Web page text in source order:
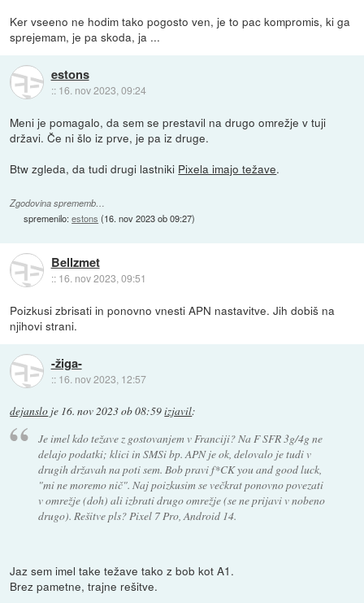
Ker vseeno ne hodim tako pogosto ven, je to pac kompromis, ki ga
sprejemam, je pa skoda, ja ...
estons
:: 16. nov 2023, 09:24
Meni je pomagalo, da sem se prestavil na drugo omrežje v tuji
državi. Če ni šlo iz prve, je pa iz druge.
Btw zgleda, da tudi drugi lastniki Pixela imajo težave.
Zgodovina sprememb…
spremenilo:estons (16. nov 2023 ob 09:27)
Bellzmet
:: 16. nov 2023, 09:51
Poizkusi zbrisati in ponovno vnesti APN nastavitve. Jih dobiš na
njihovi strani.
-žiga-
:: 16. nov 2023, 12:57
dejanslo je 16. nov 2023 ob 08:59izjavil:
Je imel kdo težave z gostovanjem v Franciji? Na F SFR 3g/4g ne
delajo podatki; klici in SMSi bp. APN je ok, delovalo je tudi v
drugih državah na poti sem. Bob pravi f*CK you and good luck,
"mi ne moremo nič". Naj poizkusim se večkrat ponovno povezati
v omrežje (doh) ali izbrati drugo omrežje (se ne prijavi v nobeno
drugo). Rešitve pls? Pixel 7 Pro, Android 14.
Jaz sem imel take težave tako z bob kot A1.
Brez pametne, trajne rešitve.